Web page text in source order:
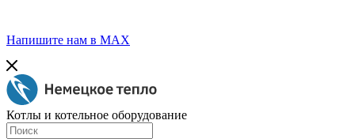
Напишите нам в МАХ
Котлы и котельное оборудование